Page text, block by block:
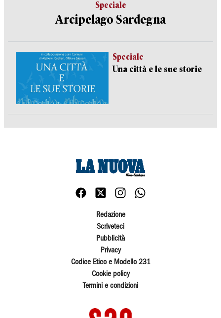
Speciale
Arcipelago Sardegna
Speciale
Una città e le sue storie
Redazione
Scriveteci
Pubblicità
Privacy
Codice Etico e Modello 231
Cookie policy
Termini e condizioni